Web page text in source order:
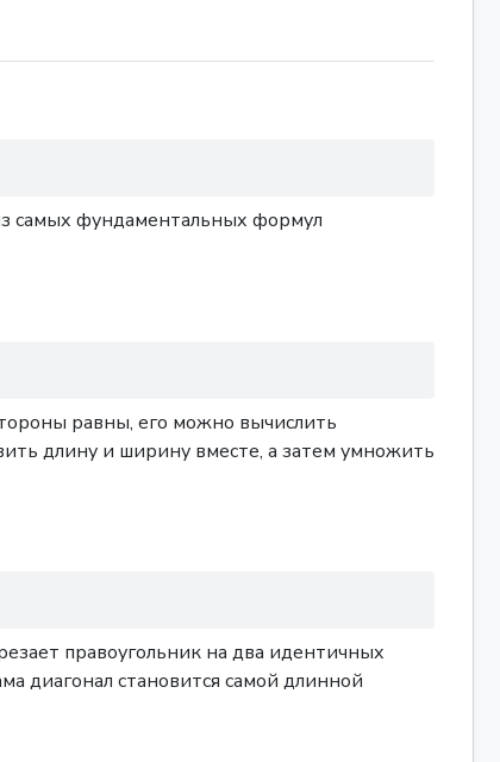
самых фундаментальных формул
равны, его можно вычислить
длину и ширину вместе, а затем умножить
правоугольник на два идентичных
диагонал становится самой длинной